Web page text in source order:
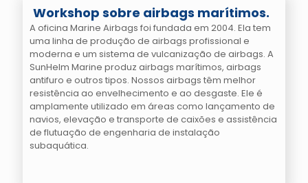
Workshop sobre airbags marítimos.
A oficina Marine Airbags foi fundada em 2004. Ela tem
uma linha de produção de airbags profissional e
moderna e um sistema de vulcanização de airbags. A
SunHelm Marine produz airbags marítimos, airbags
antifuro e outros tipos. Nossos airbags têm melhor
resistência ao envelhecimento e ao desgaste. Ele é
amplamente utilizado em áreas como lançamento de
navios, elevação e transporte de caixões e assistência
de flutuação de engenharia de instalação
subaquática.